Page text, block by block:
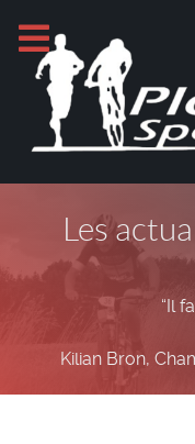
Les
“Il
Kilian Bron,